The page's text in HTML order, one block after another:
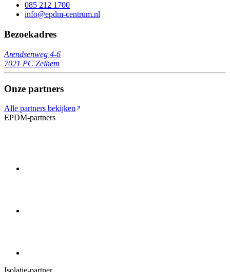
085 212 1700
info@epdm-centrum.nl
Bezoekadres
Arendsenweg 4-6
7021 PC Zelhem
Onze partners
Alle partners bekijken
EPDM-partners